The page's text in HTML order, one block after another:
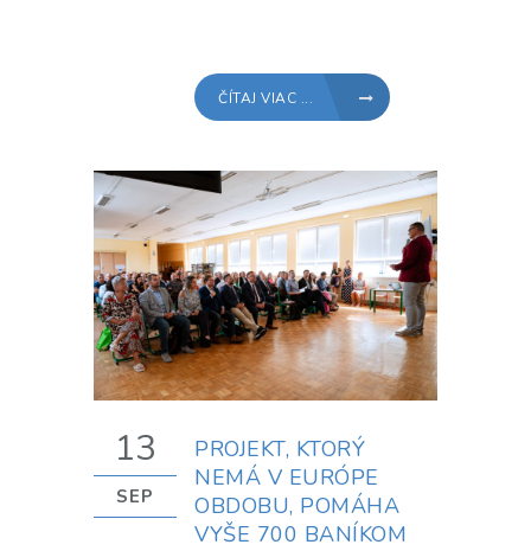
ČÍTAJ VIAC ...
13
SEP
PROJEKT, KTORÝ
NEMÁ V EURÓPE
OBDOBU, POMÁHA
VYŠE 700 BANÍKOM